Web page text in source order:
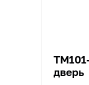
дверь